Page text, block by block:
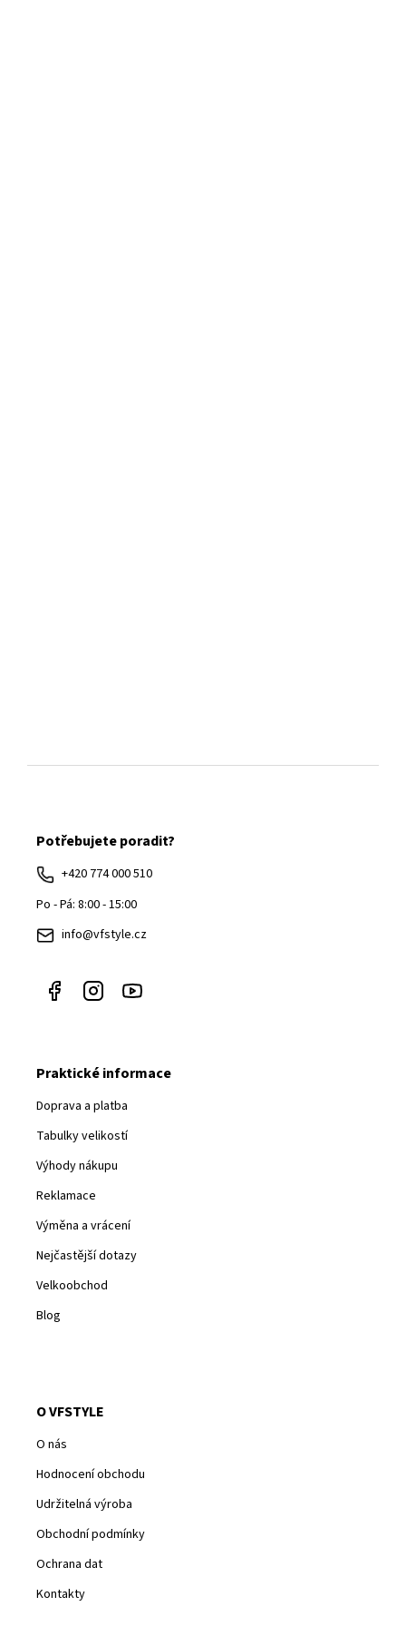
Potřebujete poradit?
+420 774 000 510
Po - Pá: 8:00 - 15:00
info@vfstyle.cz
Praktické informace
Doprava a platba
Tabulky velikostí
Výhody nákupu
Reklamace
Výměna a vrácení
Nejčastější dotazy
Velkoobchod
Blog
O VFSTYLE
O nás
Hodnocení obchodu
Udržitelná výroba
Obchodní podmínky
Ochrana dat
Kontakty